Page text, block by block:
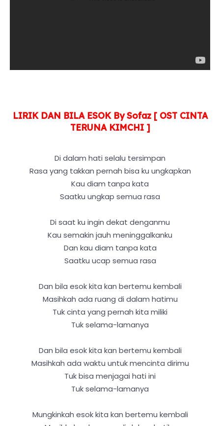
LIRIK DAN BILA ESOK By Sofaz [ OST CINTA
TERUNA KIMCHI ]
Di dalam hati selalu tersimpan
Rasa yang takkan pernah bisa ku ungkapkan
Kau diam tanpa kata
Saatku ungkap semua rasa
Di saat ku ingin dekat denganmu
Kau semakin jauh meninggalkanku
Dan kau diam tanpa kata
Saatku ucap semua rasa
Dan bila esok kita kan bertemu kembali
Masihkah ada ruang di dalam hatimu
Tuk cinta yang pernah kita miliki
Tuk selama-lamanya
Dan bila esok kita kan bertemu kembali
Masihkah ada waktu untuk mencinta dirimu
Tuk bisa menjagai hati ini
Tuk selama-lamanya
Mungkinkah esok kita kan bertemu kembali